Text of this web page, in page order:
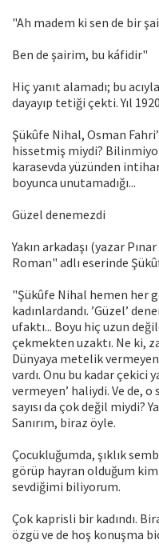
"Ah madem ki sen de bir
Ben de şairim, bu káfidir"
Hiç yanıt alamadı; bu
dayayıp tetiği çekti. Yıl
Şükûfe Nihal, Osman
hissetmiş miydi?
karasevda yüzünden
boyunca unutamadığı...
Güzel denemezdi
Yakın arkadaşı (yazar
Roman" adlı eserinde
"Şükûfe Nihal hemen her
kadınlardandı. ’Güzel’
ufaktı... Boyu hiç uzun
çekmekten uzaktı. Ne ki,
Dünyaya metelik
vardı. Onu bu kadar çekici
vermeyen’ haliydi. Ve de, o
sayısı da çok değil miydi?
Sanırım, biraz öyle.
Çocukluğumda, şıklık
görüp hayran olduğum
sevdiğimi biliyorum.
Çok kaprisli bir kadındı.
özgü ve de hoş konuşma